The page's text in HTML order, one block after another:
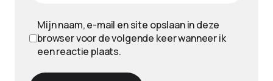
Mijn naam, e-mail en site opslaan in deze
browser voor de volgende keer wanneer ik
een reactie plaats.